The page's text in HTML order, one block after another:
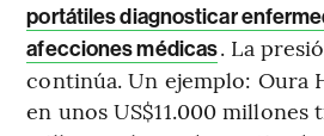
portátiles diagnosticar
afecciones médicas. La
continúa. Un ejemplo: Oura
en unos US$11.000 millones